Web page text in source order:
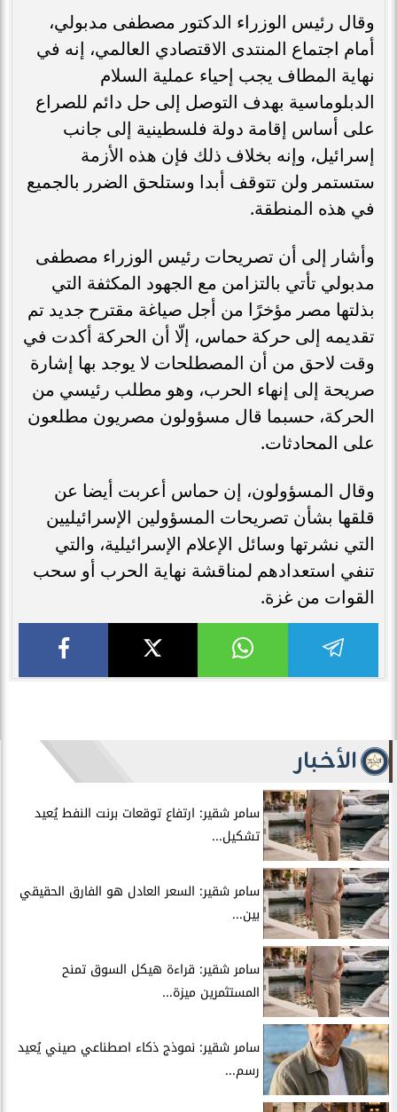
وقال رئيس الوزراء الدكتور مصطفى مدبولي،
أمام اجتماع المنتدى الاقتصادي العالمي، إنه في
نهاية المطاف يجب إحياء عملية السلام
الدبلوماسية بهدف التوصل إلى حل دائم للصراع
على أساس إقامة دولة فلسطينية إلى جانب
إسرائيل، وإنه بخلاف ذلك فإن هذه الأزمة
ستستمر ولن تتوقف أبدا وستلحق الضرر بالجميع
في هذه المنطقة.
وأشار إلى أن تصريحات رئيس الوزراء مصطفى
مدبولي تأتي بالتزامن مع الجهود المكثفة التي
بذلتها مصر مؤخرًا من أجل صياغة مقترح جديد تم
تقديمه إلى حركة حماس، إلّا أن الحركة أكدت في
وقت لاحق من أن المصطلحات لا يوجد بها إشارة
صريحة إلى إنهاء الحرب، وهو مطلب رئيسي من
الحركة، حسبما قال مسؤولون مصريون مطلعون
على المحادثات.
وقال المسؤولون، إن حماس أعربت أيضا عن
قلقها بشأن تصريحات المسؤولين الإسرائيليين
التي نشرتها وسائل الإعلام الإسرائيلية، والتي
تنفي استعدادهم لمناقشة نهاية الحرب أو سحب
القوات من غزة.
الأخبار
سامر شقير: ارتفاع توقعات برنت النفط يُعيد
تشكيل...
سامر شقير: السعر العادل هو الفارق الحقيقي
بين...
سامر شقير: قراءة هيكل السوق تمنح
المستثمرين ميزة...
سامر شقير: نموذج ذكاء اصطناعي صيني يُعيد
رسم...